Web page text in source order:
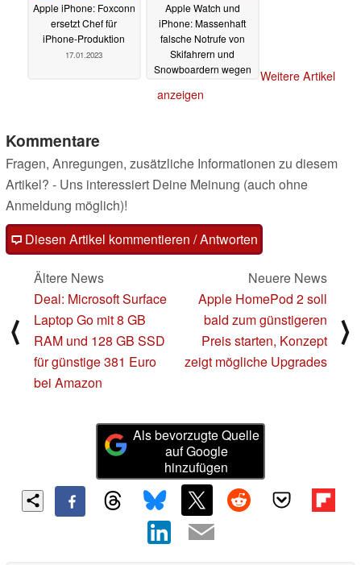
Apple iPhone: Foxconn
ersetzt Chef für
iPhone-Produktion
17.01.2023
Apple Watch und
iPhone: Massenhaft
falsche Notrufe von
Skifahrern und
Snowboardern wegen
15.01.2023
Weitere Artikel
anzeigen
Kommentare
Fragen, Anregungen, zusätzliche Informationen zu diesem
Artikel? - Uns interessiert Deine Meinung (auch ohne
Anmeldung möglich)!
Diesen Artikel kommentieren / Antworten
⟨
Ältere News
Deal: Microsoft Surface
Laptop Go mit 8 GB
RAM und 128 GB SSD
für günstige 381 Euro
bei Amazon
Neuere News
Apple HomePod 2 soll
bald zum günstigeren
Preis starten, Konzept
zeigt mögliche Upgrades
⟩
Als bevorzugte Quelle
auf Google
hinzufügen